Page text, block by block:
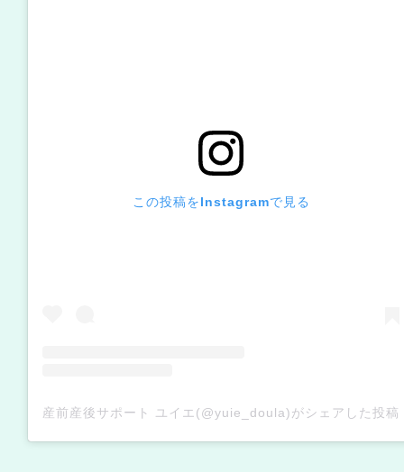
この投稿をInstagramで見る
産前産後サポート ユイエ(@yuie_doula)がシェアした投稿